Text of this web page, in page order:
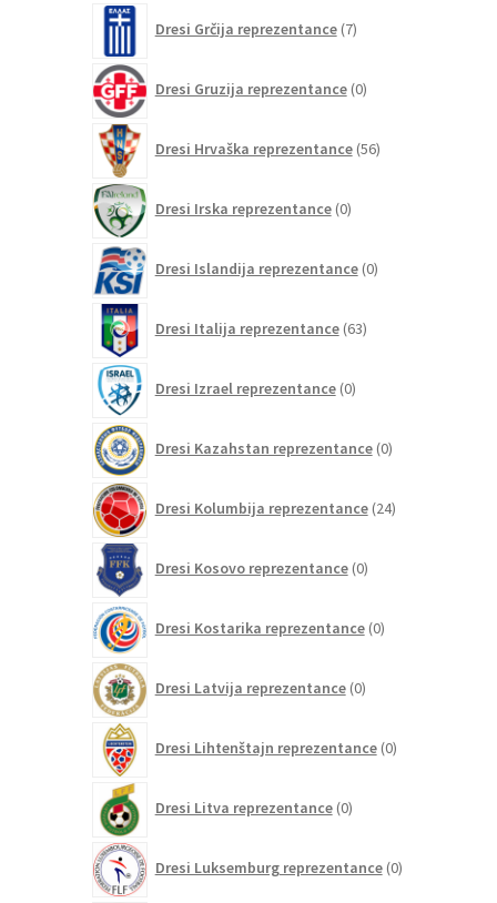
Dresi Grčija reprezentance 7izdelkov
Dresi Gruzija reprezentance 0izdelkov
Dresi Hrvaška reprezentance 56izdelkov
Dresi Irska reprezentance 0izdelkov
Dresi Islandija reprezentance 0izdelkov
Dresi Italija reprezentance 63izdelkov
Dresi Izrael reprezentance 0izdelkov
Dresi Kazahstan reprezentance 0izdelkov
Dresi Kolumbija reprezentance 24izdelkov
Dresi Kosovo reprezentance 0izdelkov
Dresi Kostarika reprezentance 0izdelkov
Dresi Latvija reprezentance 0izdelkov
Dresi Lihtenštajn reprezentance 0izdelkov
Dresi Litva reprezentance 0izdelkov
Dresi Luksemburg reprezentance 0izdelkov